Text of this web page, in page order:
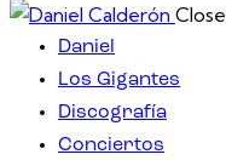
Close
Daniel
Los Gigantes
Discografía
Conciertos